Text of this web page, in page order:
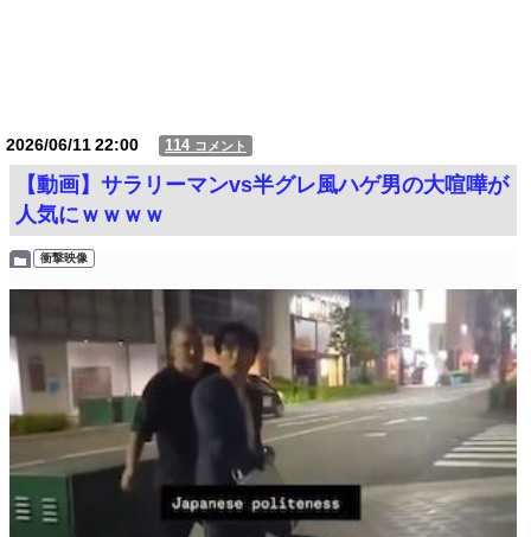
2026/06/1122:00 114 コメント
【動画】サラリーマンvs半グレ風ハゲ男の大喧嘩が
人気にｗｗｗｗ
衝撃映像